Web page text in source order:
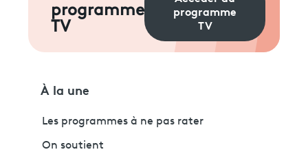
programme
TV
programme
TV
À la une
Les programmes à ne pas rater
On soutient